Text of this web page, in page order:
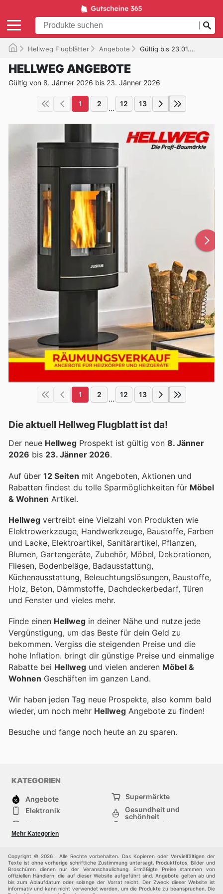
Hellweg Flugblätter Angebote Gültig bis 23.01.2026
HELLWEG ANGEBOTE
Gültig von 8. Jänner 2026 bis 23. Jänner 2026
1 2 ... 12 13
1 2 ... 12 13
Die aktuell Hellweg Flugblatt ist da!
Der neue Hellweg Prospekt ist gültig von 8. Jänner
2026 bis 23. Jänner 2026.
Auf über 12 Seiten mit Angeboten, Aktionen und
Rabatten findest du tolle Sparmöglichkeiten für Möbel
& Wohnen Artikel.
Hellweg vertreibt eine Vielzahl von Produkten wie
Elektrowerkzeuge, Handwerkzeuge, Baustoffe, Farben
und Lacke, Elektroartikel, Sanitärartikel, Pflanzen,
Blumen, Gartengeräte, Zubehör, Möbel, Dekorationen,
Fliesen, Bodenbeläge, Badausstattung,
Küchenausstattung, Beleuchtungslösungen, Baustoffe,
Holz, Beton, Dämmstoffe, Dachdeckerbedarf, Türen
und Fenster und vieles mehr.
Finde einen Hellweg in deiner Nähe und nutze jede
Vergünstigung, um das Beste für dein Geld zu
bekommen. Vergiss die steigenden Preise und die
hohe Inflation. bringt dir günstige Preise und einmalige
Rabatte bei Hellweg und vielen anderen Möbel &
Wohnen Geschäften im ganzen Land.
Wir haben jeden Tag neue Prospekte, also komm bald
wieder, um noch mehr Hellweg Angebote zu finden!
Besuche und fange noch heute an zu sparen.
KATEGORIEN
Angebote
Supermärkte
Elektronik
Gesundheit und
schönheit
Mode
Sportbekleidung
Baumarkt
Mehr Kategorien
Copyright © 2026 . Alle Rechte vorbehalten. Das Kopieren oder Vervielfältigen der
Texte ist ohne vorherige schriftliche Zustimmung untersagt. Produktfotos, Bilder und
Broschüren dienen nur der Veranschaulichung. Ermäßigte Preise stammen von
offiziellen Händlern, die auf dieser Website aufgeführt sind. Angebote gelten ab und
bis zum Ablaufdatum oder solange der Vorrat reicht. Der Zweck dieser Website ist
informativ und kann nicht verwendet werden, um die Produkte zu beanspruchen. Die